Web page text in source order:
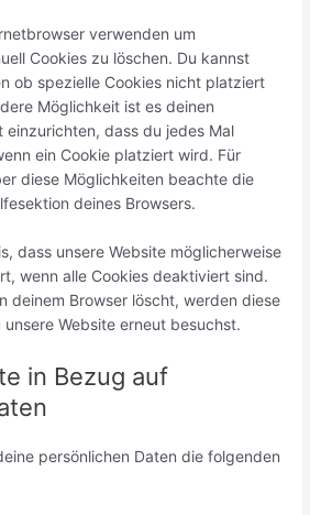
verwenden um
Cookies zu löschen. Du kannst
ob spezielle Cookies nicht platziert
Möglichkeit ist es deinen
dass du jedes Mal
ein Cookie platziert wird. Für
diese Möglichkeiten beachte die
deines Browsers.
dass unsere Website möglicherweise
wenn alle Cookies deaktiviert sind.
deinem Browser löscht, werden diese
Website erneut besuchst.
in Bezug auf
persönlichen Daten die folgenden